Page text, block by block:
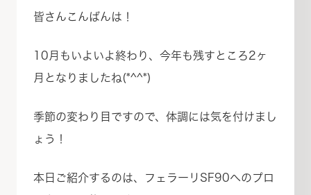
皆さんこんばんは！
10月もいよいよ終わり、今年も残すところ2ヶ
月となりましたね(*^^*)
季節の変わり目ですので、体調には気を付けまし
ょう！
本日ご紹介するのは、フェラーリSF90へのプロ